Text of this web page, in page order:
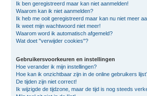
Ik ben geregistreerd maar kan niet aanmelden!
Waarom kan ik niet aanmelden?
Ik heb me ooit geregistreerd maar kan nu niet meer
Ik weet mijn wachtwoord niet meer!
Waarom word ik automatisch afgemeld?
Wat doet "verwijder cookies"?
Gebruikersvoorkeuren en instellingen
Hoe verander ik mijn instellingen?
Hoe kan ik onzichtbaar zijn in de online gebruikers
De tijden zijn niet correct!
Ik wijzigde de tijdzone, maar de tijd is nog steeds